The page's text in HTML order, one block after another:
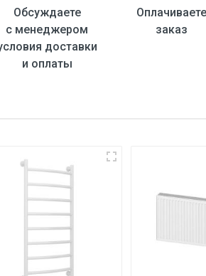
Обсуждаете
с менеджером
доставки
и оплаты
Оплачиваете
заказ